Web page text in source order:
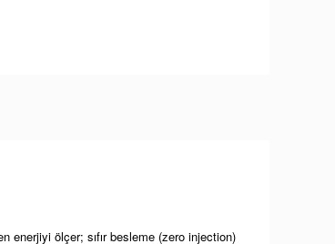
enerjiyi ölçer; sıfır besleme (zero injection)